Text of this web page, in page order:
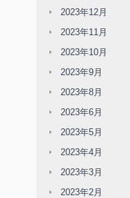
2023年12月
2023年11月
2023年10月
2023年9月
2023年8月
2023年6月
2023年5月
2023年4月
2023年3月
2023年2月